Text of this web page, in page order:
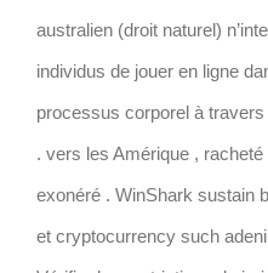
australien (droit naturel)
individus de jouer en ligne
processus corporel à
. vers les Amérique ,
exonéré . WinShark sustain
et cryptocurrency such